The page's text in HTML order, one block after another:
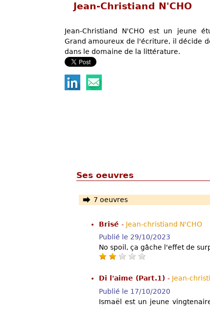
Jean-Christiand N'CHO
Jean-Christiand N'CHO est un jeune
Grand amoureux de l'écriture, il décide
dans le domaine de la littérature.
Ses oeuvres
7 oeuvres
Brisé - Jean-christiand N'CHO
Publié le 29/10/2023
No spoil, ça gâche l'effet de
Di l'aime (Part.1) - Jean-
Publié le 17/10/2020
Ismaël est un jeune